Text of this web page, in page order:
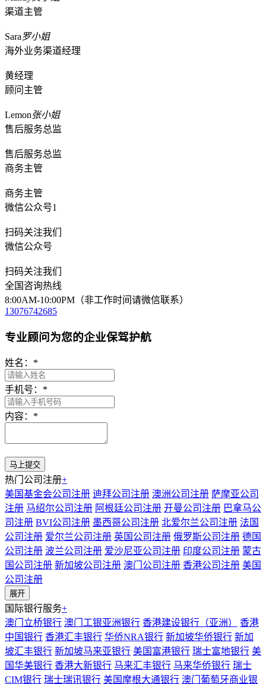
渠道主管
Sara罗小姐
海外业务渠道经理
黄经理
顾问主管
Lemon张小姐
售后服务总监
售后服务总监
商务主管
商务主管
微信公众号1
扫码关注我们
微信公众号
扫码关注我们
全国咨询热线
8:00AM-10:00PM（非工作时间请微信联系）
13076742685
专业顾问为您的企业保驾护航
姓名： *
手机号： *
内容： *
热门公司注册+
美国基金会公司注册 迪拜公司注册 澳洲公司注册 萨摩亚公司
注册 马绍尔公司注册 阿根廷公司注册 开曼公司注册 巴拿马公
司注册 BVI公司注册 墨西哥公司注册 北爱尔兰公司注册 法国
公司注册 爱尔兰公司注册 英国公司注册 俄罗斯公司注册 德国
公司注册 波兰公司注册 爱沙尼亚公司注册 印度公司注册 蒙古
国公司注册 新加坡公司注册 澳门公司注册 香港公司注册 美国
公司注册
展开
国际银行服务+
澳门立桥银行 澳门工银亚洲银行 香港建设银行（亚洲）
香港
中国银行 香港汇丰银行 华侨NRA银行 新加坡华侨银行 新加
坡汇丰银行 新加坡马来亚银行 美国富港银行 瑞士富地银行 美
国华美银行 香港大新银行 马来汇丰银行 马来华侨银行 瑞士
CIM银行 瑞士瑞讯银行 美国摩根大通银行 澳门葡萄牙商业银